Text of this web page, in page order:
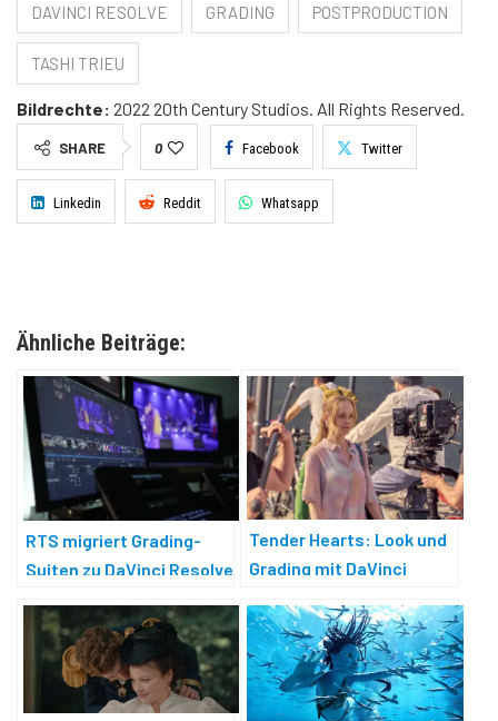
DAVINCI RESOLVE GRADING POSTPRODUCTION
TASHI TRIEU
Bildrechte: 2022 20th Century Studios. All Rights Reserved.
SHARE 0 Facebook Twitter
Linkedin Reddit Whatsapp
Ähnliche Beiträge:
RTS migriert Grading-
Suiten zu DaVinci Resolve
Tender Hearts: Look und
Grading mit DaVinci